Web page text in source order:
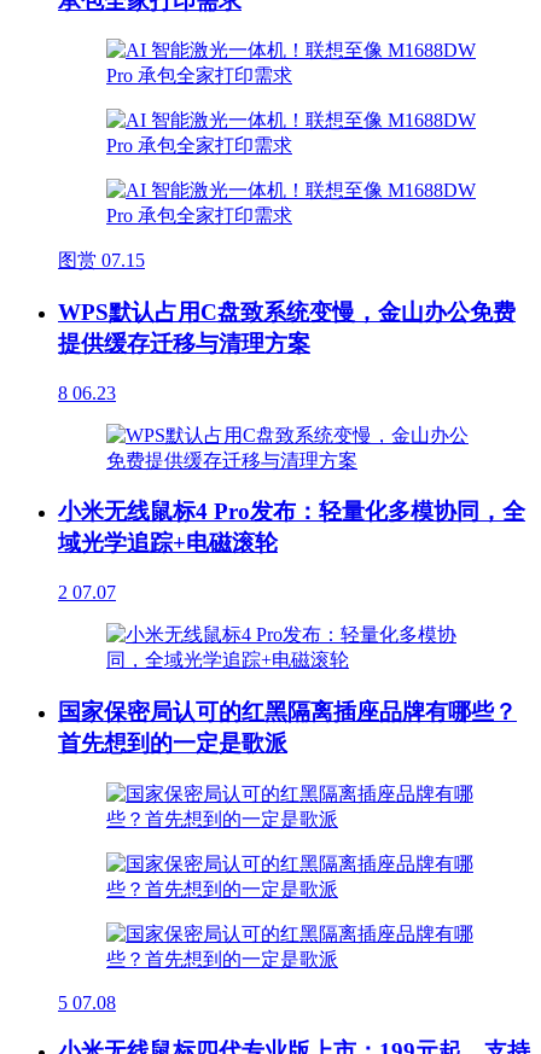
图赏 07.15
WPS默认占用C盘致系统变慢，金山办公免费
提供缓存迁移与清理方案
8 06.23
小米无线鼠标4 Pro发布：轻量化多模协同，全
域光学追踪+电磁滚轮
2 07.07
国家保密局认可的红黑隔离插座品牌有哪些？
首先想到的一定是歌派
5 07.08